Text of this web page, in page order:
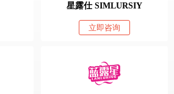
星露仕 SIMLURSIY
立即咨询